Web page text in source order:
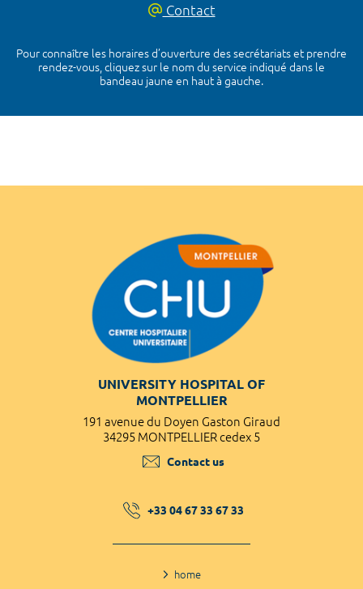
Contact
Pour connaître les horaires d’ouverture des secrétariats et prendre
rendez-vous, cliquez sur le nom du service indiqué dans le
bandeau jaune en haut à gauche.
UNIVERSITY HOSPITAL OF
MONTPELLIER
191 avenue du Doyen Gaston Giraud
34295 MONTPELLIER cedex 5
Contact us
+33 04 67 33 67 33
home